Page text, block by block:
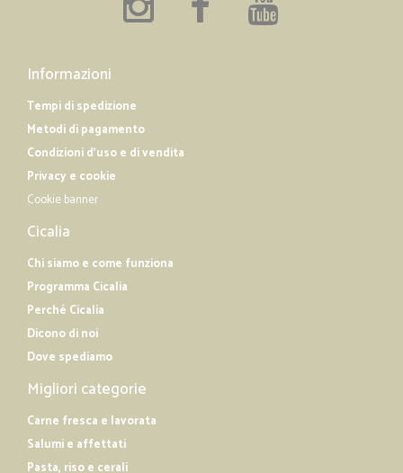
Informazioni
Tempi di spedizione
Metodi di pagamento
Condizioni d'uso e di vendita
Privacy e cookie
Cookie banner
Cicalia
Chi siamo e come funziona
Programma Cicalia
Perché Cicalia
Dicono di noi
Dove spediamo
Migliori categorie
Carne fresca e lavorata
Salumi e affettati
Pasta, riso e cerali